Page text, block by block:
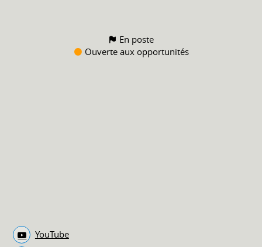
En poste
Ouverte aux opportunités
YouTube